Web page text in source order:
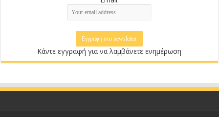
Κάντε εγγραφή για να λαμβάνετε ενημέρωση